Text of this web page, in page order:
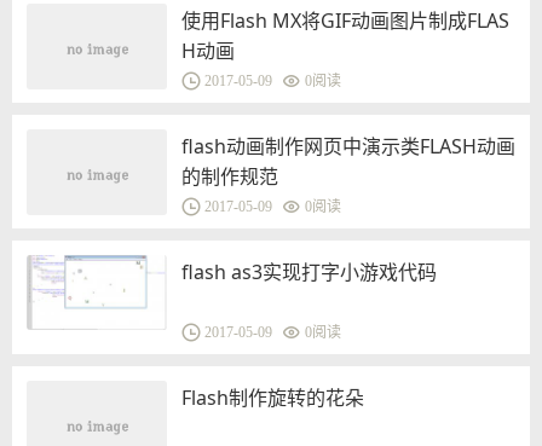
使用Flash MX将GIF动画图片制成FLAS
H动画
2017-05-09 0阅读
flash动画制作网页中演示类FLASH动画
的制作规范
2017-05-09 0阅读
flash as3实现打字小游戏代码
2017-05-09 0阅读
Flash制作旋转的花朵